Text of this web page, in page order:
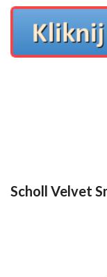
Scholl Velvet